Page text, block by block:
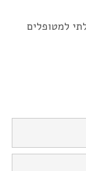
למטופלים